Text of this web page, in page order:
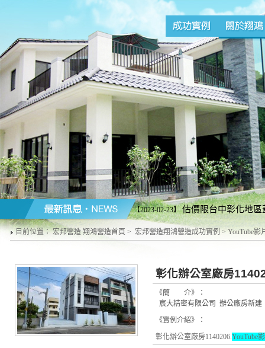
【2023-02-23】 估價限台中彰化地
營造商配合施工請勿來電)。台中
目前位置： 宏邦營造 翔鴻營造首頁 > 宏邦營造翔鴻營造成功實例 > YouTube影
彰化辦公室廠房
《簡 介》：
宸大精密有限公司 辦公廠房新
《實例介紹》：
彰化辦公室廠房1140206.YouTube